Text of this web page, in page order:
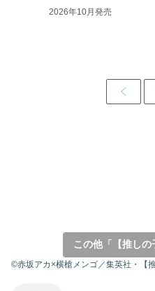
2026年10月発売
この他「【推し
©赤坂アカ×横槍メンゴ／集英社・【